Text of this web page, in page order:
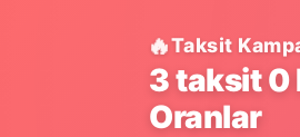
Taksit
3 taksit 0
Oranlar